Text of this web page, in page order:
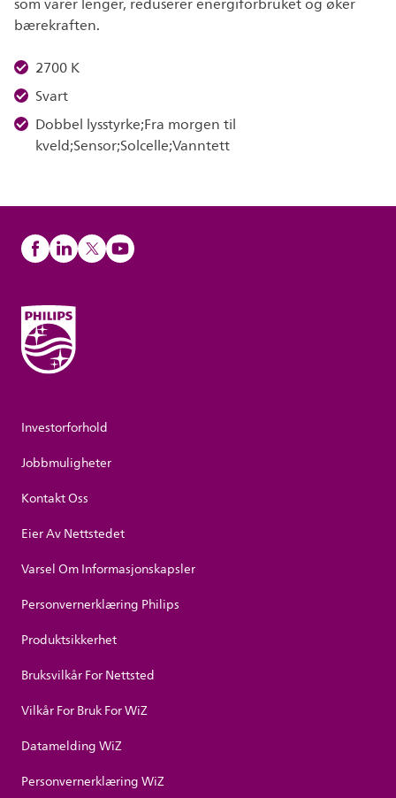
bærekraften.
2700 K
Svart
Dobbel lysstyrke;Fra morgen til
kveld;Sensor;Solcelle;Vanntett
Investorforhold
Jobbmuligheter
Kontakt Oss
Eier Av Nettstedet
Varsel Om Informasjonskapsler
Personvernerklæring Philips
Produktsikkerhet
Bruksvilkår For Nettsted
Vilkår For Bruk For WiZ
Datamelding WiZ
Personvernerklæring WiZ